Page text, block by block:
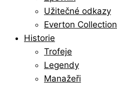
Užitečné odkazy
Everton Collection
Historie
Trofeje
Legendy
Manažeři